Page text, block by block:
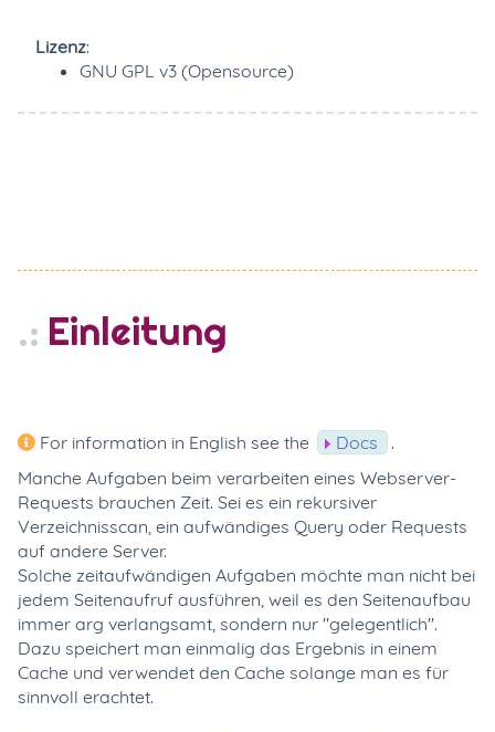
Lizenz:
GNU GPL v3 (Opensource)
Einleitung
For information in English see the Docs
.
Manche Aufgaben beim verarbeiten eines Webserver-
Requests brauchen Zeit. Sei es ein rekursiver
Verzeichnisscan, ein aufwändiges Query oder Requests
auf andere Server.
Solche zeitaufwändigen Aufgaben möchte man nicht bei
jedem Seitenaufruf ausführen, weil es den Seitenaufbau
immer arg verlangsamt, sondern nur "gelegentlich".
Dazu speichert man einmalig das Ergebnis in einem
Cache und verwendet den Cache solange man es für
sinnvoll erachtet.